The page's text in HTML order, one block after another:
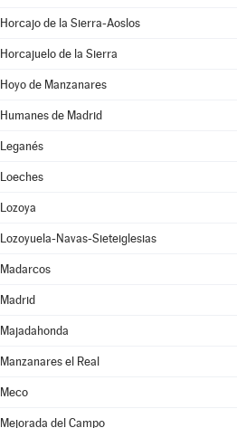
Horcajo de la Sierra-Aoslos
Horcajuelo de la Sierra
Hoyo de Manzanares
Humanes de Madrid
Leganés
Loeches
Lozoya
Lozoyuela-Navas-Sieteiglesias
Madarcos
Madrid
Majadahonda
Manzanares el Real
Meco
Mejorada del Campo